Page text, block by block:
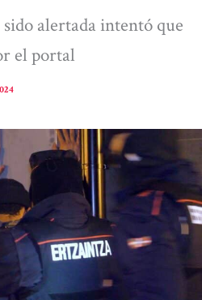
alertada intentó que
el portal